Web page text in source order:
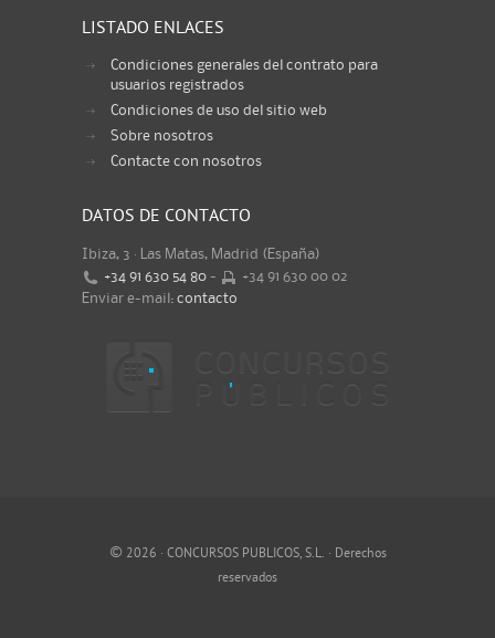
LISTADO ENLACES
Condiciones generales del contrato para
usuarios registrados
Condiciones de uso del sitio web
Sobre nosotros
Contacte con nosotros
DATOS DE CONTACTO
Ibiza, 3 · Las Matas, Madrid (España)
+34 91 630 54 80 -
+34 91 630 00 02
Enviar e-mail: contacto
© 2026 · CONCURSOS PUBLICOS, S.L. · Derechos
reservados